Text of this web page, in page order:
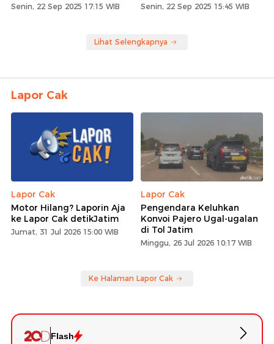
Senin, 22 Sep 2025 17:15 WIB Senin, 22 Sep 2025 15:45 WIB
Lihat Selengkapnya
Lapor Cak
Lapor Cak
Motor Hilang? Laporin Aja
ke Lapor Cak detikJatim
Jumat, 31 Jul 2026 15:00 WIB
Lapor Cak
Pengendara Keluhkan
Konvoi Pajero Ugal-ugalan
di Tol Jatim
Minggu, 26 Jul 2026 10:17 WIB
Ke Halaman Lapor Cak
Flash